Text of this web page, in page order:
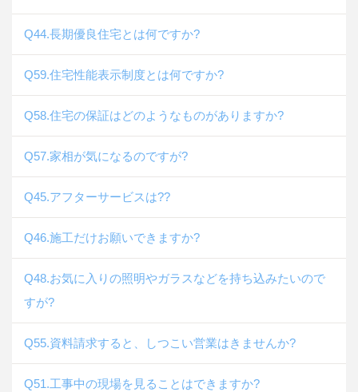
Q44.長期優良住宅とは何ですか?
Q59.住宅性能表示制度とは何ですか?
Q58.住宅の保証はどのようなものがありますか?
Q57.家相が気になるのですが?
Q45.アフターサービスは??
Q46.施工だけお願いできますか?
Q48.お気に入りの照明やガラスなどを持ち込みたいので
すが?
Q55.資料請求すると、しつこい営業はきませんか?
Q51.工事中の現場を見ることはできますか?